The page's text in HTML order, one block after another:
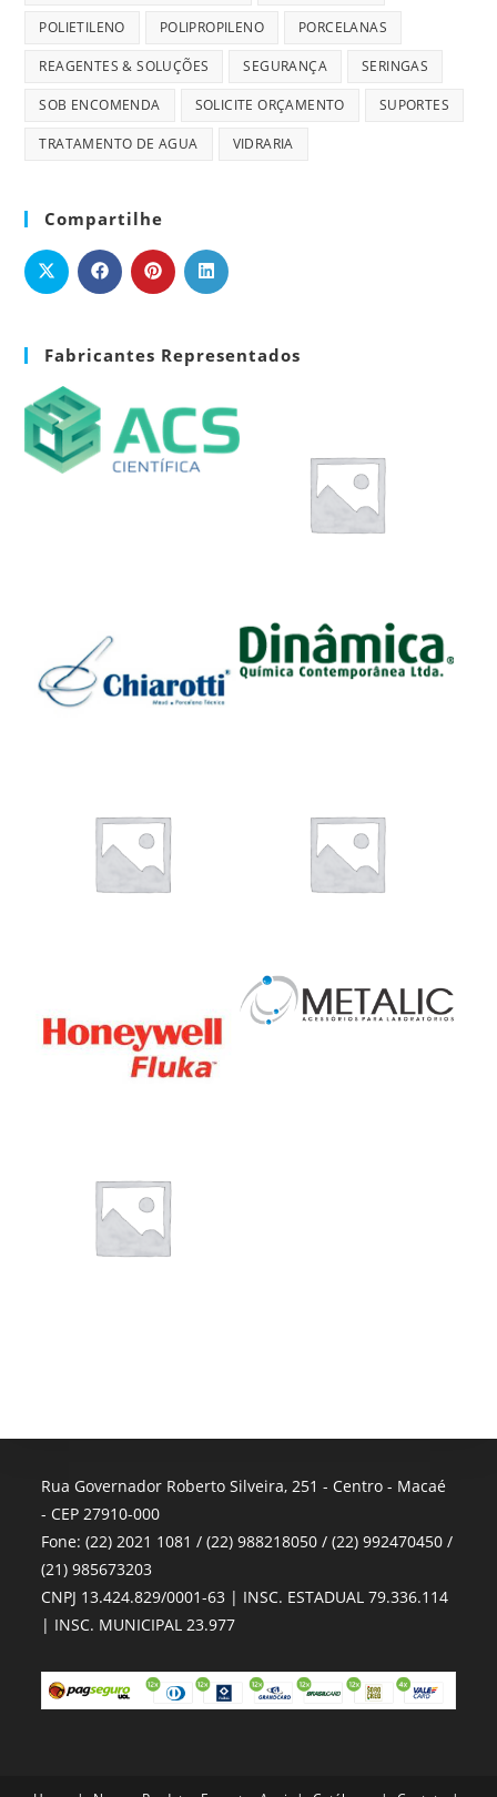
POLIETILENO POLIPROPILENO PORCELANAS
REAGENTES & SOLUÇÕES SEGURANÇA SERINGAS
SOB ENCOMENDA SOLICITE ORÇAMENTO SUPORTES
TRATAMENTO DE AGUA VIDRARIA
Compartilhe
Fabricantes Representados
Rua Governador Roberto Silveira, 251 - Centro - Macaé
- CEP 27910-000
Fone: (22) 2021 1081 / (22) 988218050 / (22) 992470450 /
(21) 985673203
CNPJ 13.424.829/0001-63 | INSC. ESTADUAL 79.336.114
| INSC. MUNICIPAL 23.977